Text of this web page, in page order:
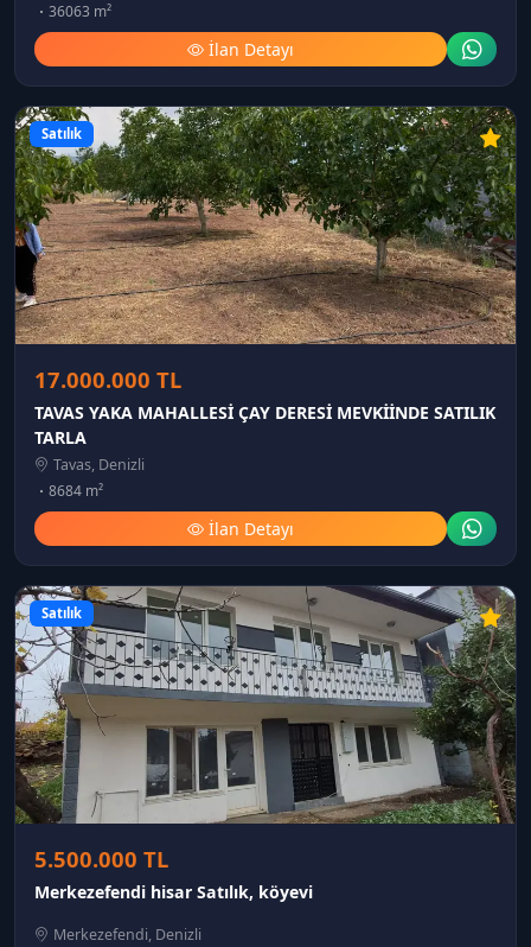
36063 m²
İlan Detayı
Satılık
17.000.000 TL
TAVAS YAKA MAHALLESİ ÇAY DERESİ MEVKİİNDE SATILIK
TARLA
Tavas, Denizli
8684 m²
İlan Detayı
Satılık
5.500.000 TL
Merkezefendi hisar Satılık, köyevi
Merkezefendi, Denizli